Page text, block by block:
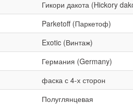
Гикори дакота (Hickory
Parketoff (Паркетоф)
Exotic (Винтаж)
Германия (Germany)
фаска с 4-х сторон
Полуглянцевая